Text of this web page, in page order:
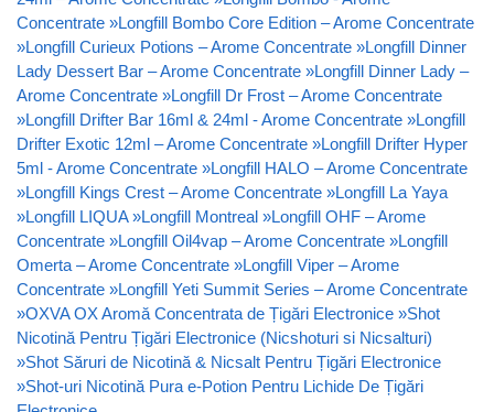
Concentrate »Longfill Bombo Core Edition – Arome Concentrate
»Longfill Curieux Potions – Arome Concentrate »Longfill Dinner
Lady Dessert Bar – Arome Concentrate »Longfill Dinner Lady –
Arome Concentrate »Longfill Dr Frost – Arome Concentrate
»Longfill Drifter Bar 16ml & 24ml - Arome Concentrate »Longfill
Drifter Exotic 12ml – Arome Concentrate »Longfill Drifter Hyper
5ml - Arome Concentrate »Longfill HALO – Arome Concentrate
»Longfill Kings Crest – Arome Concentrate »Longfill La Yaya
»Longfill LIQUA »Longfill Montreal »Longfill OHF – Arome
Concentrate »Longfill Oil4vap – Arome Concentrate »Longfill
Omerta – Arome Concentrate »Longfill Viper – Arome
Concentrate »Longfill Yeti Summit Series – Arome Concentrate
»OXVA OX Aromă Concentrata de Țigări Electronice »Shot
Nicotină Pentru Țigări Electronice (Nicshoturi si Nicsalturi)
»Shot Săruri de Nicotină & Nicsalt Pentru Țigări Electronice
»Shot-uri Nicotină Pura e-Potion Pentru Lichide De Țigări